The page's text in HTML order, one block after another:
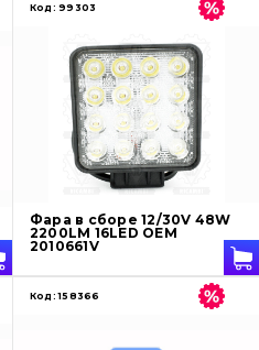
Код: 99303
Фара в сборе 12/30V 48W
2200LM 16LED OEM
2010661V
Код: 158366